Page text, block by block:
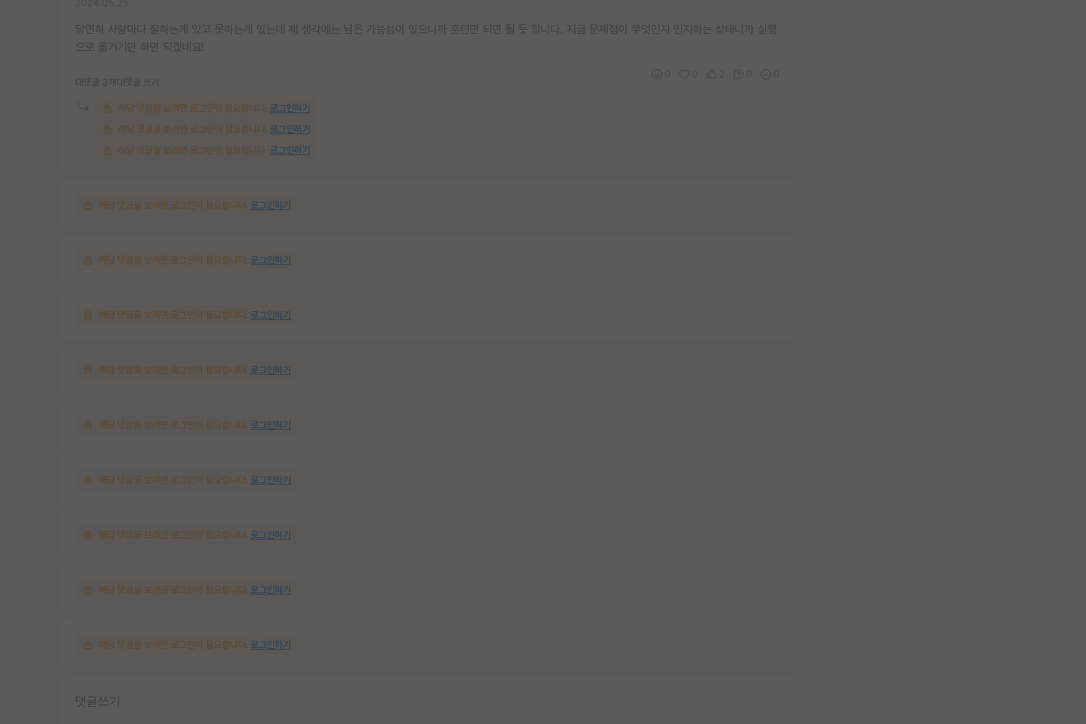
당연히 사람마다 잘하는게 있고 못하는게 있는데 제 생각에는 님은 가능성이 있으니까 훈련만 되면 될 듯 합니다. 지금 문제점이 무엇인지 인지하는 상태니까 실행
으로 옮기기만 하면 되겠네요!
대댓글 3개 대댓글 쓰기
해당 댓글을 보려면 로그인이 필요합니다. 로그인하기
해당 댓글을 보려면 로그인이 필요합니다. 로그인하기
해당 댓글을 보려면 로그인이 필요합니다. 로그인하기
해당 댓글을 보려면 로그인이 필요합니다. 로그인하기
해당 댓글을 보려면 로그인이 필요합니다. 로그인하기
해당 댓글을 보려면 로그인이 필요합니다. 로그인하기
해당 댓글을 보려면 로그인이 필요합니다. 로그인하기
해당 댓글을 보려면 로그인이 필요합니다. 로그인하기
해당 댓글을 보려면 로그인이 필요합니다. 로그인하기
해당 댓글을 보려면 로그인이 필요합니다. 로그인하기
해당 댓글을 보려면 로그인이 필요합니다. 로그인하기
해당 댓글을 보려면 로그인이 필요합니다. 로그인하기
댓글쓰기